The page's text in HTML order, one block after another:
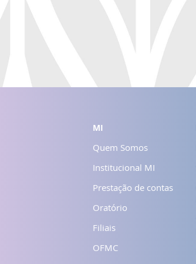
MI
Quem Somos
Institucional MI
Prestação de contas
Oratório
Filiais
OFMC